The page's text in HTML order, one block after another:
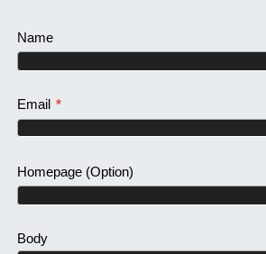
Name
Email *
Homepage(Option)
Body